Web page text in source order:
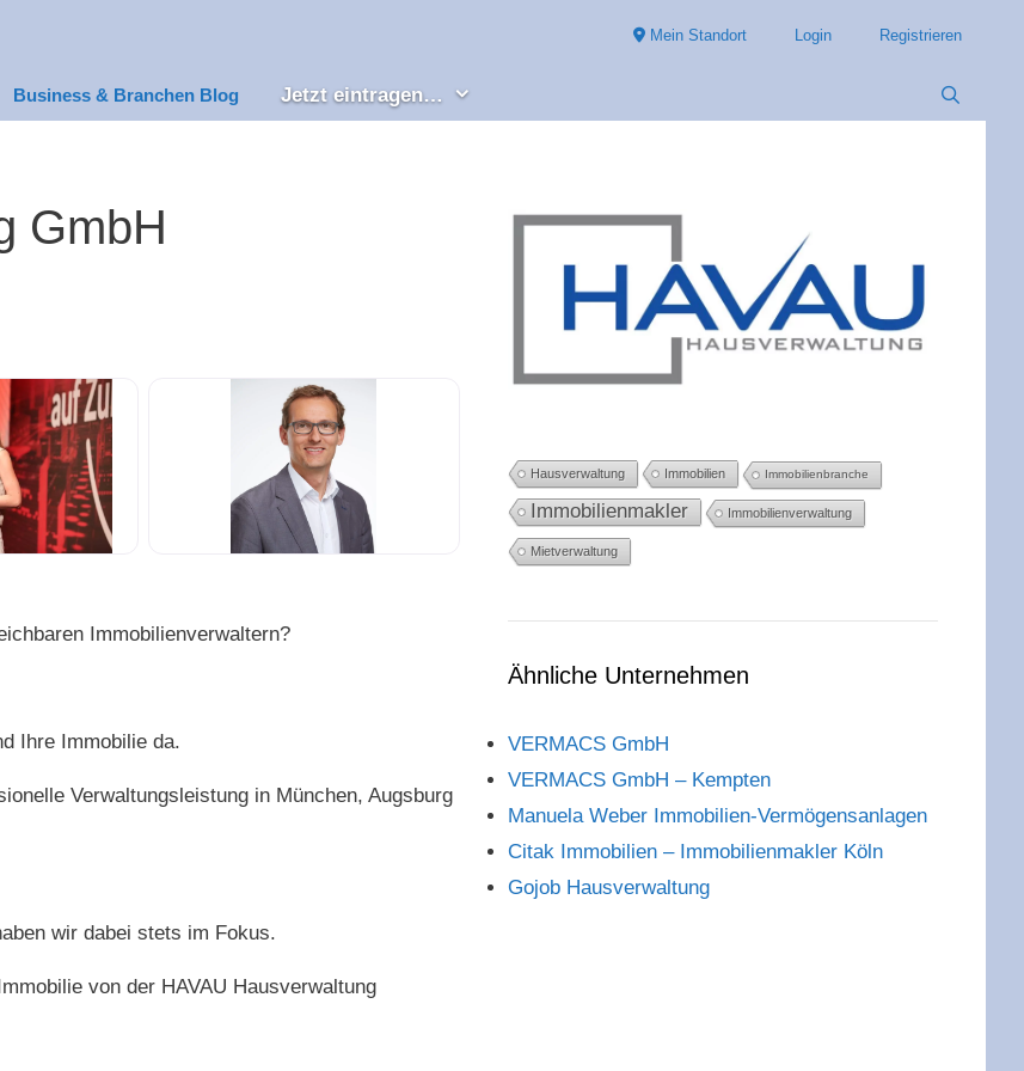
Mein Standort Login Registrieren
Business & Branchen Blog Jetzt eintragen…
GmbH
Immobilienverwaltern?
Ihre Immobilie da.
Verwaltungsleistung in München, Augsburg
wir dabei stets im Fokus.
von der HAVAU Hausverwaltung
Hausverwaltung Immobilien Immobilienbranche
Immobilienmakler Immobilienverwaltung
Mietverwaltung
Ähnliche Unternehmen
VERMACS GmbH
VERMACS GmbH – Kempten
Manuela Weber Immobilien-Vermögensanlagen
Citak Immobilien – Immobilienmakler Köln
Gojob Hausverwaltung